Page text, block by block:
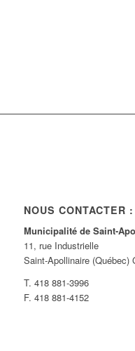
NOUS CONTACTER :
Municipalité de Saint-
11, rue Industrielle
Saint-Apollinaire (Québec)
T. 418 881-3996
F. 418 881-4152